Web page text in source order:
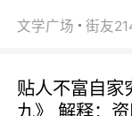
文学广场
贴人不富自家
九》 解释：